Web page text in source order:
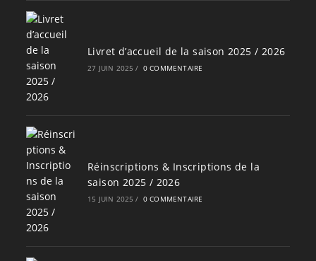
Livret d’accueil de la saison 2025 / 2026
27 JUIN 2025 / 0 COMMENTAIRE
Réinscriptions & Inscriptions de la
saison 2025 / 2026
15 JUIN 2025 / 0 COMMENTAIRE